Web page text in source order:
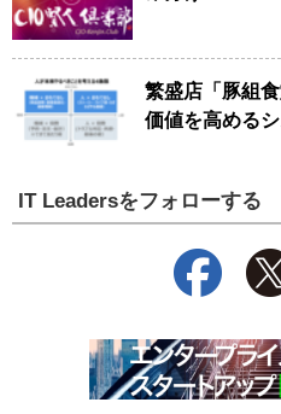
繁盛店「豚組
価値を高める
IT Leadersをフォローする